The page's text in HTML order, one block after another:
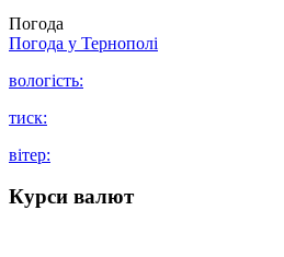
Погода
Погода у Тернополі
вологість:
тиск:
вітер:
Курси валют